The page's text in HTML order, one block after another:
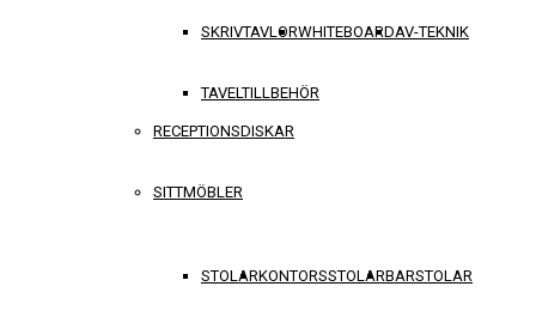
SKRIVTAVLORWHITEBOARDAV-TEKNIK
TAVELTILLBEHÖR
RECEPTIONSDISKAR
SITTMÖBLER
STOLARKONTORSSTOLARBARSTOLAR